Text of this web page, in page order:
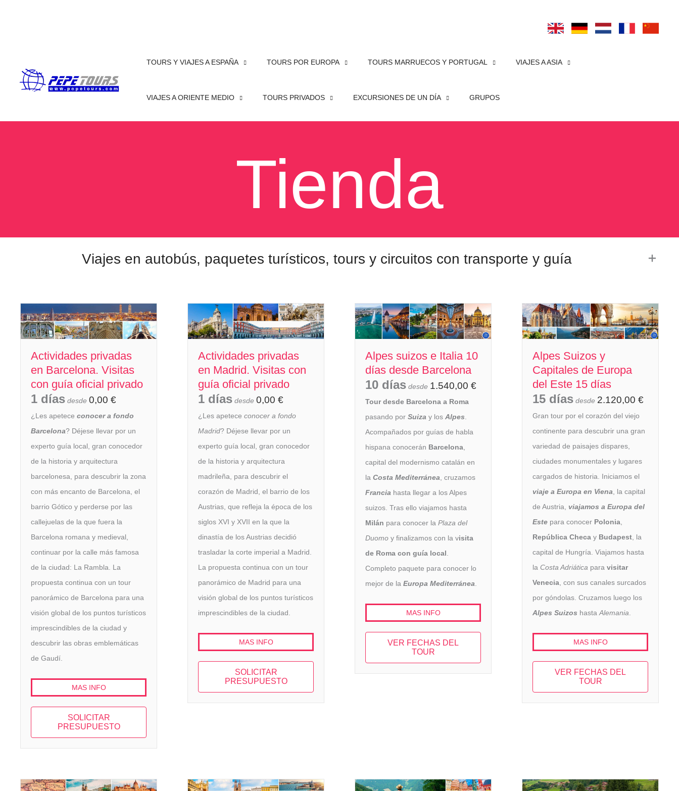
TOURS Y VIAJES A ESPAÑA TOURS POR EUROPA TOURS MARRUECOS Y PORTUGAL VIAJES A ASIA
VIAJES A ORIENTE MEDIO TOURS PRIVADOS EXCURSIONES DE UN DÍA GRUPOS
Tienda
Viajes en autobús, paquetes turísticos, tours y circuitos con transporte y guía
Actividades privadas
en Barcelona. Visitas
con guía oficial privado
1 días desde 0,00 €
¿Les apetece conocer a fondo
Barcelona? Déjese llevar por un
experto guía local, gran conocedor
de la historia y arquitectura
barcelonesa, para descubrir la zona
con más encanto de Barcelona, el
barrio Gótico y perderse por las
callejuelas de la que fuera la
Barcelona romana y medieval,
continuar por la calle más famosa
de la ciudad: La Rambla. La
propuesta continua con un tour
panorámico de Barcelona para una
visión global de los puntos turísticos
imprescindibles de la ciudad y
descubrir las obras emblemáticas
de Gaudí.
MAS INFO
SOLICITAR
PRESUPUESTO
Actividades privadas
en Madrid. Visitas con
guía oficial privado
1 días desde 0,00 €
¿Les apetece conocer a fondo
Madrid? Déjese llevar por un
experto guía local, gran conocedor
de la historia y arquitectura
madrileña, para descubrir el
corazón de Madrid, el barrio de los
Austrias, que refleja la época de los
siglos XVI y XVII en la que la
dinastía de los Austrias decidió
trasladar la corte imperial a Madrid.
La propuesta continua con un tour
panorámico de Madrid para una
visión global de los puntos turísticos
imprescindibles de la ciudad.
MAS INFO
SOLICITAR
PRESUPUESTO
Alpes suizos e Italia 10
días desde Barcelona
10 días desde 1.540,00 €
Tour desde Barcelona a Roma
pasando por Suiza y los Alpes
Acompañados por guías de habla
hispana conocerán Barcelona
capital del modernismo catalán en
la Costa Mediterránea , cruzamos
Francia hasta llegar a los Alpes
suizos. Tras ello viajamos hasta
Milán para conocer la Plaza del
Duomo y finalizamos con la visita
de Roma con guía local
Completo paquete para conocer lo
mejor de la Europa Mediterránea
MAS INFO
VER FECHAS DEL
TOUR
Alpes Suizos y
Capitales de Europa
del Este 15 días
15 días desde 2.120,00 €
Gran tour por el corazón del viejo
continente para descubrir una gran
variedad de paisajes dispares,
ciudades monumentales y lugares
cargados de historia. Iniciamos el
viaje a Europa en Viena , la capital
de Austria, viajamos a Europa del
Este para conocer Polonia
República Checa y Budapest , la
capital de Hungría. Viajamos hasta
la Costa Adriática para visitar
Venecia , con sus canales surcados
por góndolas. Cruzamos luego los
Alpes Suizos hasta Alemania
MAS INFO
VER FECHAS DEL
TOUR